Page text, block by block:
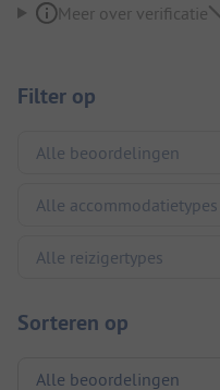
Meer over verificatie
Filter op
Sorteren op